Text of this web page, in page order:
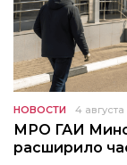
НОВОСТИ 4
МРО ГАИ
расширило